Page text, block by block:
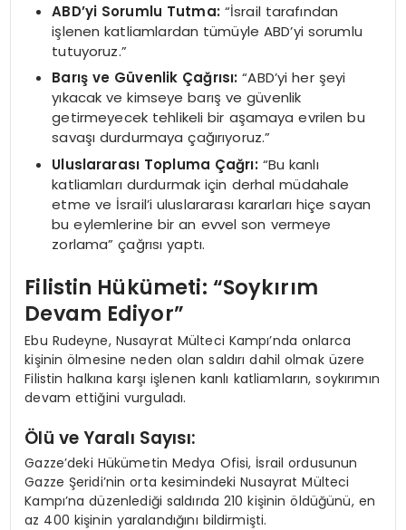
ABD’yi Sorumlu Tutma: “İsrail tarafından
işlenen katliamlardan tümüyle ABD’yi sorumlu
tutuyoruz.”
Barış ve Güvenlik Çağrısı: “ABD’yi her şeyi
yıkacak ve kimseye barış ve güvenlik
getirmeyecek tehlikeli bir aşamaya evrilen bu
savaşı durdurmaya çağırıyoruz.”
Uluslararası Topluma Çağrı: “Bu kanlı
katliamları durdurmak için derhal müdahale
etme ve İsrail’i uluslararası kararları hiçe sayan
bu eylemlerine bir an evvel son vermeye
zorlama” çağrısı yaptı.
Filistin Hükümeti: “Soykırım
Devam Ediyor”
Ebu Rudeyne, Nusayrat Mülteci Kampı’nda onlarca
kişinin ölmesine neden olan saldırı dahil olmak üzere
Filistin halkına karşı işlenen kanlı katliamların, soykırımın
devam ettiğini vurguladı.
Ölü ve Yaralı Sayısı:
Gazze’deki Hükümetin Medya Ofisi, İsrail ordusunun
Gazze Şeridi’nin orta kesimindeki Nusayrat Mülteci
Kampı’na düzenlediği saldırıda 210 kişinin öldüğünü, en
az 400 kişinin yaralandığını bildirmişti.